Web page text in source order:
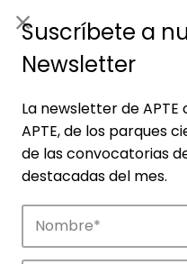
Suscríbete a
Newsletter
La newsletter de
APTE, de los parques
de las convocatorias
destacadas del mes.